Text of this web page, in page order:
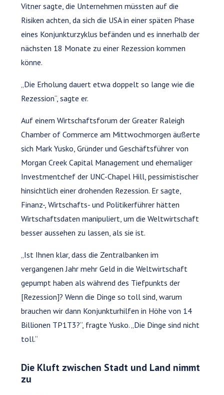
Vitner sagte, die Unternehmen müssten auf die
Risiken achten, da sich die USA in einer späten Phase
eines Konjunkturzyklus befänden und es innerhalb der
nächsten 18 Monate zu einer Rezession kommen
könne.
„Die Erholung dauert etwa doppelt so lange wie die
Rezession“, sagte er.
Auf einem Wirtschaftsforum der Greater Raleigh
Chamber of Commerce am Mittwochmorgen äußerte
sich Mark Yusko, Gründer und Geschäftsführer von
Morgan Creek Capital Management und ehemaliger
Investmentchef der UNC-Chapel Hill, pessimistischer
hinsichtlich einer drohenden Rezession. Er sagte,
Finanz-, Wirtschafts- und Politikerführer hätten
Wirtschaftsdaten manipuliert, um die Weltwirtschaft
besser aussehen zu lassen, als sie ist.
„Ist Ihnen klar, dass die Zentralbanken im
vergangenen Jahr mehr Geld in die Weltwirtschaft
gepumpt haben als während des Tiefpunkts der
[Rezession]? Wenn die Dinge so toll sind, warum
brauchen wir dann Konjunkturhilfen in Höhe von 14
Billionen TP1T3?“, fragte Yusko. „Die Dinge sind nicht
toll.“
Die Kluft zwischen Stadt und Land nimmt
zu